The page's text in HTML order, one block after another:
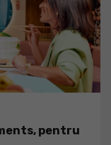
pentru